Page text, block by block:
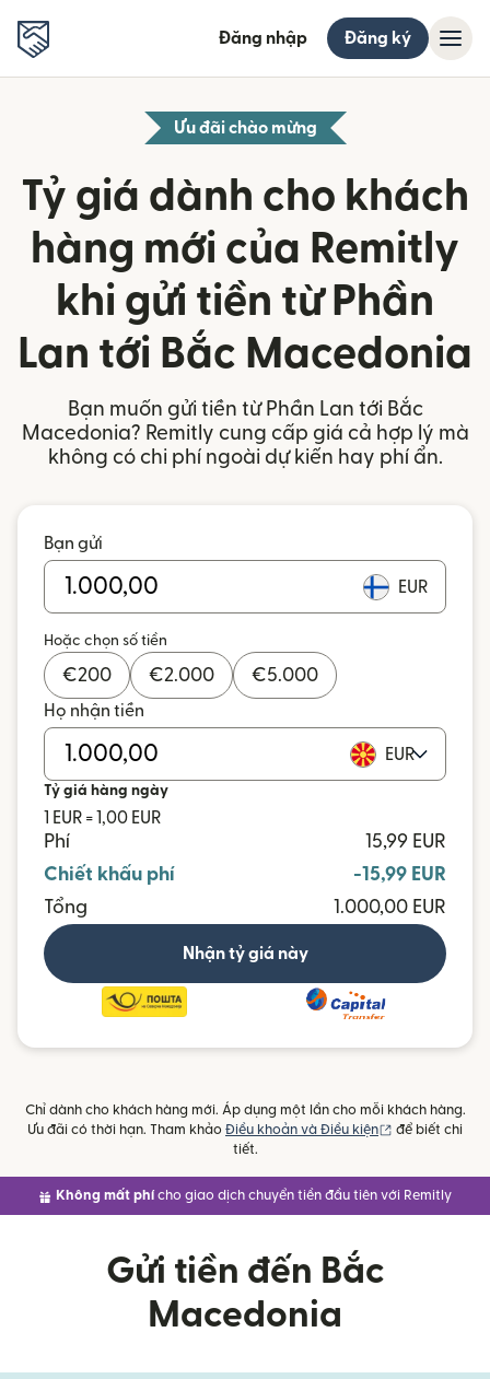
Đăng nhập Đăng ký
Ưu đãi chào mừng
Tỷ giá dành cho khách
hàng mới của Remitly
khi gửi tiền từ Phần
Lan tới Bắc Macedonia
Bạn muốn gửi tiền từ Phần Lan tới Bắc
Macedonia? Remitly cung cấp giá cả hợp lý mà
không có chi phí ngoài dự kiến hay phí ẩn.
Bạn gửi
EUR
Hoặc chọn số tiền
€200 €2.000 €5.000
Họ nhận tiền
EUR
Tỷ giá hàng ngày
1 EUR = 1,00 EUR
Phí
15,99 EUR
Chiết khấu phí
-15,99 EUR
Tổng
1.000,00 EUR
Nhận tỷ giá này
Chỉ dành cho khách hàng mới. Áp dụng một lần cho mỗi khách hàng.
Ưu đãi có thời hạn. Tham khảo Điều khoản và Điều kiện (mở trong cửa
để biết chi
tiết.
Không mất phí cho giao dịch chuyển tiền đầu tiên với Remitly
Gửi tiền đến Bắc
Macedonia